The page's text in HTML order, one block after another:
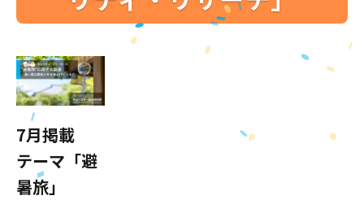
7月掲載
テーマ「避
暑旅」